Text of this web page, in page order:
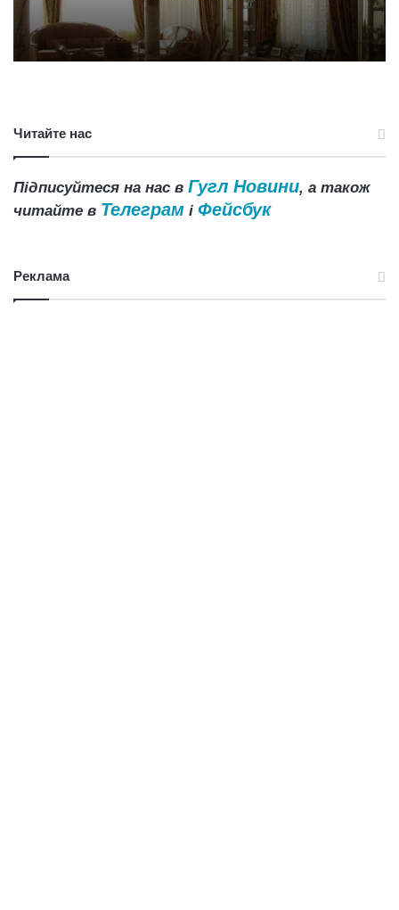
Читайте нас
Підписуйтеся на нас в Гугл Новини, а також
читайте в Телеграм і Фейсбук
Реклама